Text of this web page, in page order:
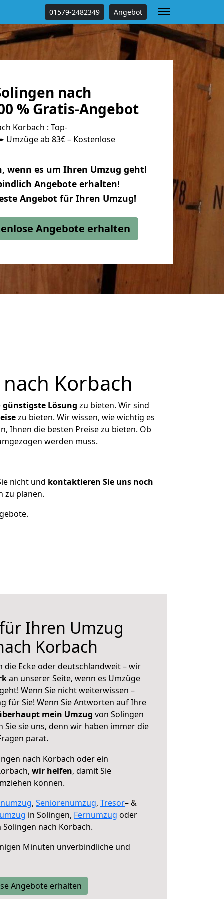
01579-2482349 Angebot
nach
% Gratis-Angebot
Korbach : Top-
ab 83€ – Kostenlose
wenn es um Ihren Umzug geht!
Angebote erhalten!
Angebot für Ihren Umzug!
Angebote erhalten
Korbach
günstigste Lösung zu bieten. Wir sind
zu bieten. Wir wissen, wie wichtig es
Ihnen die besten Preise zu bieten. Ob
werden muss.
nicht und kontaktieren Sie uns noch
zu planen.
Ihren Umzug
Korbach
die Ecke oder deutschlandweit – wir
an unserer Seite, wenn es Umzüge
Wenn Sie nicht weiterwissen –
für Sie! Wenn Sie Antworten auf Ihre
mein Umzug von Solingen
Sie sie uns, denn wir haben immer die
parat.
nach Korbach oder ein
wir helfen, damit Sie
können.
, Seniorenumzug, Tresor– &
in Solingen, Fernumzug oder
nach Korbach.
Minuten unverbindliche und
Angebote erhalten